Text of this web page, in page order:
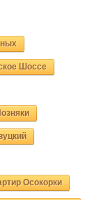
Шоссе
Осокорки